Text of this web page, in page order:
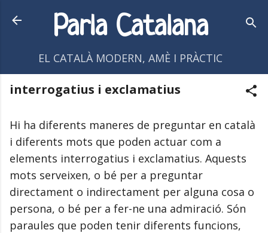
Salta al contingut principal
Parla Catalana
EL CATALÀ MODERN, AMÈ I PRÀCTIC
interrogatius i exclamatius
Hi ha diferents maneres de preguntar en català
i diferents mots que poden actuar com a
elements interrogatius i exclamatius. Aquests
mots serveixen, o bé per a preguntar
directament o indirectament per alguna cosa o
persona, o bé per a fer-ne una admiració. Són
paraules que poden tenir diferents funcions,